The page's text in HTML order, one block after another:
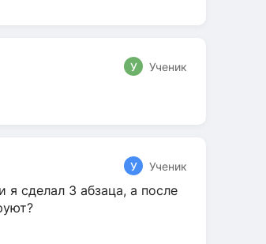
У Ученик
У Ученик
сделал 3 абзаца, а после